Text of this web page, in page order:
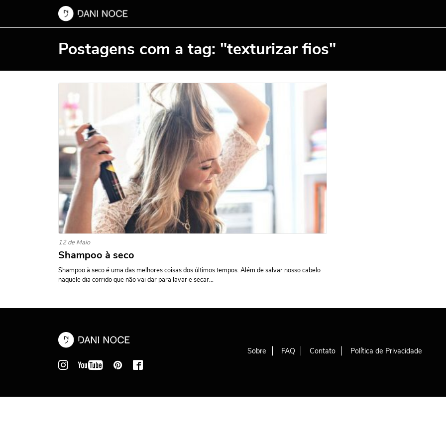
Postagens com a tag: "texturizar fios"
12 de Maio
Shampoo à seco
Shampoo à seco é uma das melhores coisas dos últimos tempos. Além de salvar nosso cabelo
naquele dia corrido que não vai dar para lavar e secar...
Sobre FAQ Contato Política de Privacidade